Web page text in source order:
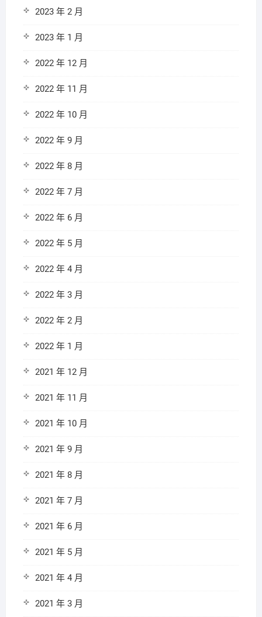
2023 年 2 月
2023 年 1 月
2022 年 12 月
2022 年 11 月
2022 年 10 月
2022 年 9 月
2022 年 8 月
2022 年 7 月
2022 年 6 月
2022 年 5 月
2022 年 4 月
2022 年 3 月
2022 年 2 月
2022 年 1 月
2021 年 12 月
2021 年 11 月
2021 年 10 月
2021 年 9 月
2021 年 8 月
2021 年 7 月
2021 年 6 月
2021 年 5 月
2021 年 4 月
2021 年 3 月